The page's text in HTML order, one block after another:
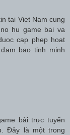
tai Viet Nam cung
hu game bai va
cap phep hoat
bao tinh minh
bài trực tuyến
Đây là một trong